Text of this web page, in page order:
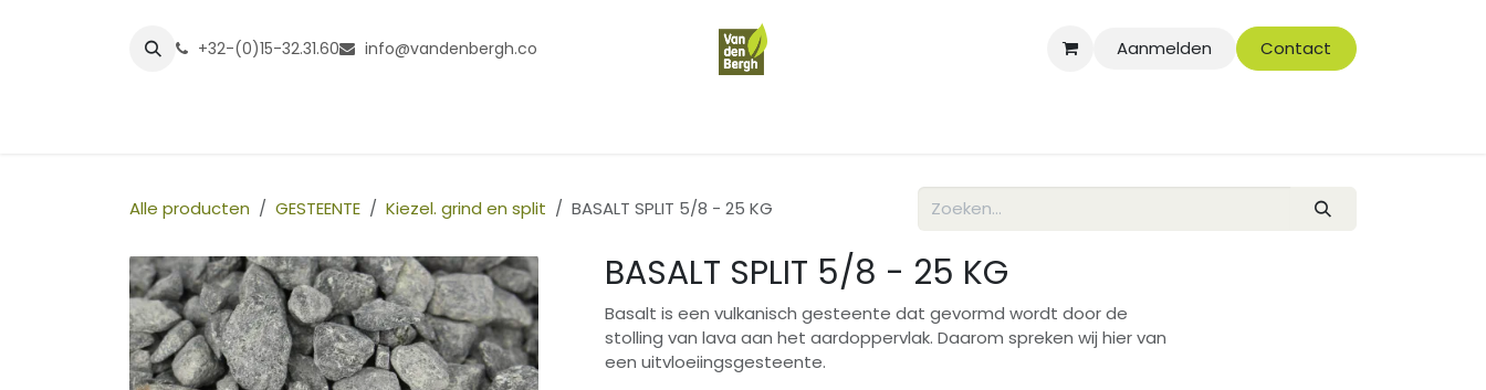
+32-(0)15-32.31.60 info@vandenbergh.co Aanmelden Contact
Alle producten GESTEENTE Kiezel. grind en split BASALT SPLIT 5/8 - 25 KG
BASALT SPLIT 5/8 - 25 KG
Basalt is een vulkanisch gesteente dat gevormd wordt door de
stolling van lava aan het aardoppervlak. Daarom spreken wij hier van
een uitvloeiingsgesteente.